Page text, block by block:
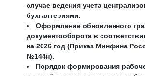
случае ведения учета
бухгалтериями.
Оформление обновленного
документооборота в
на 2026 год (Приказ Минфина
№144н).
Порядок формирования